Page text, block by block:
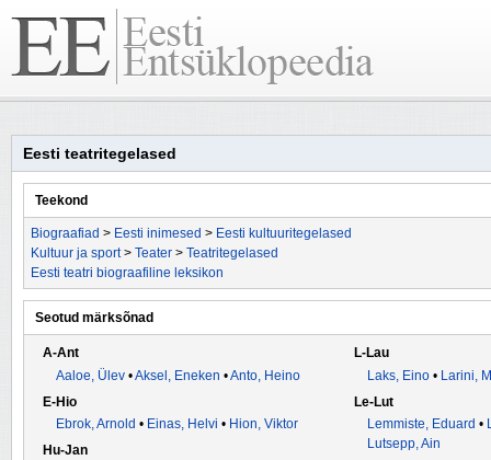
Eesti teatritegelased
Teekond
Biograafiad > Eesti inimesed > Eesti kultuuritegelased
Kultuur ja sport> Teater > Teatritegelased
Eesti teatri biograafiline leksikon
Seotud märksõnad
A-Ant
Aaloe, Ülev •Aksel, Eneken •Anto, Heino
E-Hio
Ebrok, Arnold • Einas, Helvi • Hion, Viktor
Hu-Jan
L-Lau
Laks, Eino • Larini,
Le-Lut
Lemmiste, Eduard •
Lutsepp, Ain